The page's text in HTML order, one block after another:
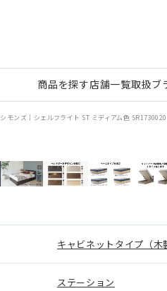
商品を探す店舗一覧取扱ブ
シモンズ｜シェルフライト ST ミディアム色
キャビネットタイプ（木
ステーション